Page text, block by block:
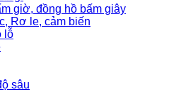
giờ, đồng hồ bấm giây
Rơ le, cảm biến
lỗ
sâu